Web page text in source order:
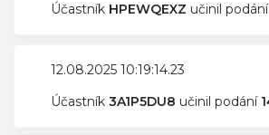
Účastník HPEWQEXZ učinil podání
12.08.2025 10:19:14.23
Účastník 3A1P5DU8 učinil podání